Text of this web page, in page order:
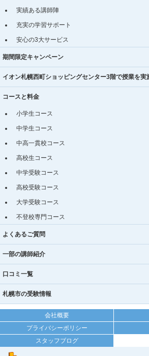
実績ある講師陣
充実の学習サポート
安心の3大サービス
期間限定キャンペーン
イオン札幌西町ショッピングセンター3階で授業を実
コースと料金
小学生コース
中学生コース
中高一貫校コース
高校生コース
中学受験コース
高校受験コース
大学受験コース
不登校専門コース
よくあるご質問
一部の講師紹介
口コミ一覧
札幌市の受験情報
会社概要
プライバシーポリシー
スタッフブログ